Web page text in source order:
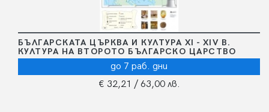
БЪЛГАРСКАТА ЦЪРКВА И КУЛТУРА ХІ - ХІV В.
КУЛТУРА НА ВТОРОТО БЪЛГАРСКО ЦАРСТВО
до 7 раб. дни
€ 32,21 / 63,00 лв.